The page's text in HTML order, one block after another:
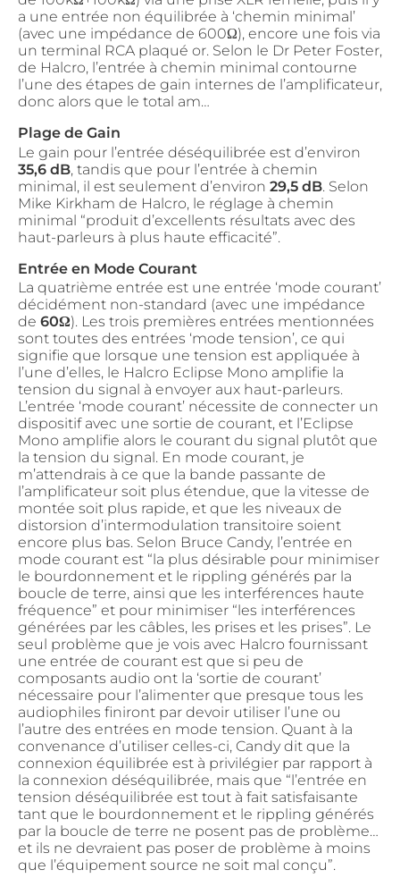
a une entrée non équilibrée à ‘chemin minimal’
(avec une impédance de 600Ω), encore une fois via
un terminal RCA plaqué or. Selon le Dr Peter Foster,
de Halcro, l’entrée à chemin minimal contourne
l’une des étapes de gain internes de l’amplificateur,
donc alors que le total am…
Plage de Gain
Le gain pour l’entrée déséquilibrée est d’environ
35,6 dB, tandis que pour l’entrée à chemin
minimal, il est seulement d’environ 29,5 dB. Selon
Mike Kirkham de Halcro, le réglage à chemin
minimal “produit d’excellents résultats avec des
haut-parleurs à plus haute efficacité”.
Entrée en Mode Courant
La quatrième entrée est une entrée ‘mode courant’
décidément non-standard (avec une impédance
de 60Ω). Les trois premières entrées mentionnées
sont toutes des entrées ‘mode tension’, ce qui
signifie que lorsque une tension est appliquée à
l’une d’elles, le Halcro Eclipse Mono amplifie la
tension du signal à envoyer aux haut-parleurs.
L’entrée ‘mode courant’ nécessite de connecter un
dispositif avec une sortie de courant, et l’Eclipse
Mono amplifie alors le courant du signal plutôt que
la tension du signal. En mode courant, je
m’attendrais à ce que la bande passante de
l’amplificateur soit plus étendue, que la vitesse de
montée soit plus rapide, et que les niveaux de
distorsion d’intermodulation transitoire soient
encore plus bas. Selon Bruce Candy, l’entrée en
mode courant est “la plus désirable pour minimiser
le bourdonnement et le rippling générés par la
boucle de terre, ainsi que les interférences haute
fréquence” et pour minimiser “les interférences
générées par les câbles, les prises et les prises”. Le
seul problème que je vois avec Halcro fournissant
une entrée de courant est que si peu de
composants audio ont la ‘sortie de courant’
nécessaire pour l’alimenter que presque tous les
audiophiles finiront par devoir utiliser l’une ou
l’autre des entrées en mode tension. Quant à la
convenance d’utiliser celles-ci, Candy dit que la
connexion équilibrée est à privilégier par rapport à
la connexion déséquilibrée, mais que “l’entrée en
tension déséquilibrée est tout à fait satisfaisante
tant que le bourdonnement et le rippling générés
par la boucle de terre ne posent pas de problème…
et ils ne devraient pas poser de problème à moins
que l’équipement source ne soit mal conçu”.